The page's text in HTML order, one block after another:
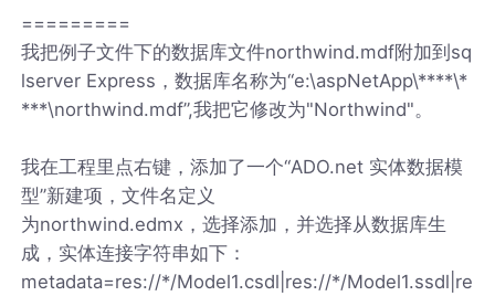
=========
我把例子文件下的数据库文件northwind.mdf附加到sq
lserver Express，数据库名称为“e:\aspNetApp\****\*
***\northwind.mdf”,我把它修改为"Northwind"。
我在工程里点右键，添加了一个“ADO.net 实体数据模
型”新建项，文件名定义
为northwind.edmx，选择添加，并选择从数据库生
成，实体连接字符串如下：
metadata=res://*/Model1.csdl|res://*/Model1.ssdl|re